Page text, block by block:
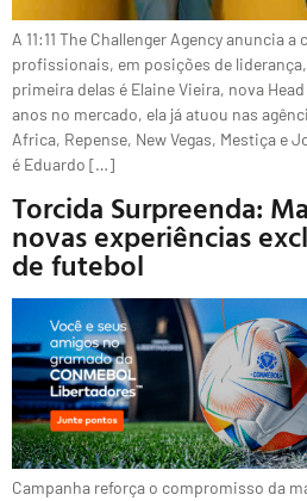
A 11:11 The Challenger Agency anuncia
profissionais, em posições de
primeira delas é Elaine Vieira, nova
anos no mercado, ela já atuou nas
Africa, Repense, New Vegas, Mestiça e
é Eduardo […]
Torcida Surpreenda:
novas experiências
de futebol
Campanha reforça o compromisso da